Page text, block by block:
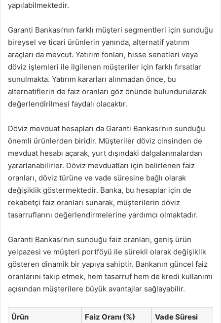
yapılabilmektedir.
Garanti Bankası’nın farklı müşteri segmentleri için sunduğu
bireysel ve ticari ürünlerin yanında, alternatif yatırım
araçları da mevcut. Yatırım fonları, hisse senetleri veya
döviz işlemleri ile ilgilenen müşteriler için farklı fırsatlar
sunulmakta. Yatırım kararları alınmadan önce, bu
alternatiflerin de faiz oranları göz önünde bulundurularak
değerlendirilmesi faydalı olacaktır.
Döviz mevduat hesapları da Garanti Bankası’nın sunduğu
önemli ürünlerden biridir. Müşteriler döviz cinsinden de
mevduat hesabı açarak, yurt dışındaki dalgalanmalardan
yararlanabilirler. Döviz mevduatları için belirlenen faiz
oranları, döviz türüne ve vade süresine bağlı olarak
değişiklik göstermektedir. Banka, bu hesaplar için de
rekabetçi faiz oranları sunarak, müşterilerin döviz
tasarruflarını değerlendirmelerine yardımcı olmaktadır.
Garanti Bankası’nın sunduğu faiz oranları, geniş ürün
yelpazesi ve müşteri portföyü ile sürekli olarak değişiklik
gösteren dinamik bir yapıya sahiptir. Bankanın güncel faiz
oranlarını takip etmek, hem tasarruf hem de kredi kullanımı
açısından müşterilere büyük avantajlar sağlayabilir.
Ürün Faiz Oranı (%) Vade Süresi